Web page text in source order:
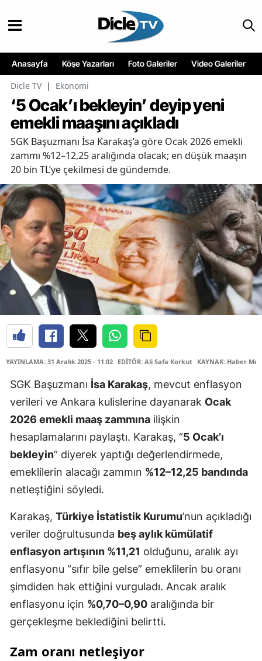
Anasayfa Köşe Yazarları Foto Galeriler Video Galeriler
Dicle TV | Ekonomi
‘5 Ocak’ı bekleyin’ deyip yeni
emekli maaşını açıkladı
SGK Başuzmanı İsa Karakaş’a göre Ocak 2026 emekli
zammı %12–12,25 aralığında olacak; en düşük maaşın
20 bin TL’ye çekilmesi de gündemde.
YAYINLAMA: 31 Aralık 2025 - 11:02 EDİTÖR: Ali Safa Korkut KAYNAK: Haber
SGK Başuzmanı İsa Karakaş, mevcut enflasyon
verileri ve Ankara kulislerine dayanarak Ocak
2026 emekli maaş zammına ilişkin
hesaplamalarını paylaştı. Karakaş, “5 Ocak’ı
bekleyin” diyerek yaptığı değerlendirmede,
emeklilerin alacağı zammın %12–12,25 bandında
netleştiğini söyledi.
Karakaş, Türkiye İstatistik Kurumu’nun açıkladığı
veriler doğrultusunda beş aylık kümülatif
enflasyon artışının %11,21 olduğunu, aralık ayı
enflasyonu “sıfır bile gelse” emeklilerin bu oranı
şimdiden hak ettiğini vurguladı. Ancak aralık
enflasyonu için %0,70–0,90 aralığında bir
gerçekleşme beklediğini belirtti.
Zam oranı netleşiyor